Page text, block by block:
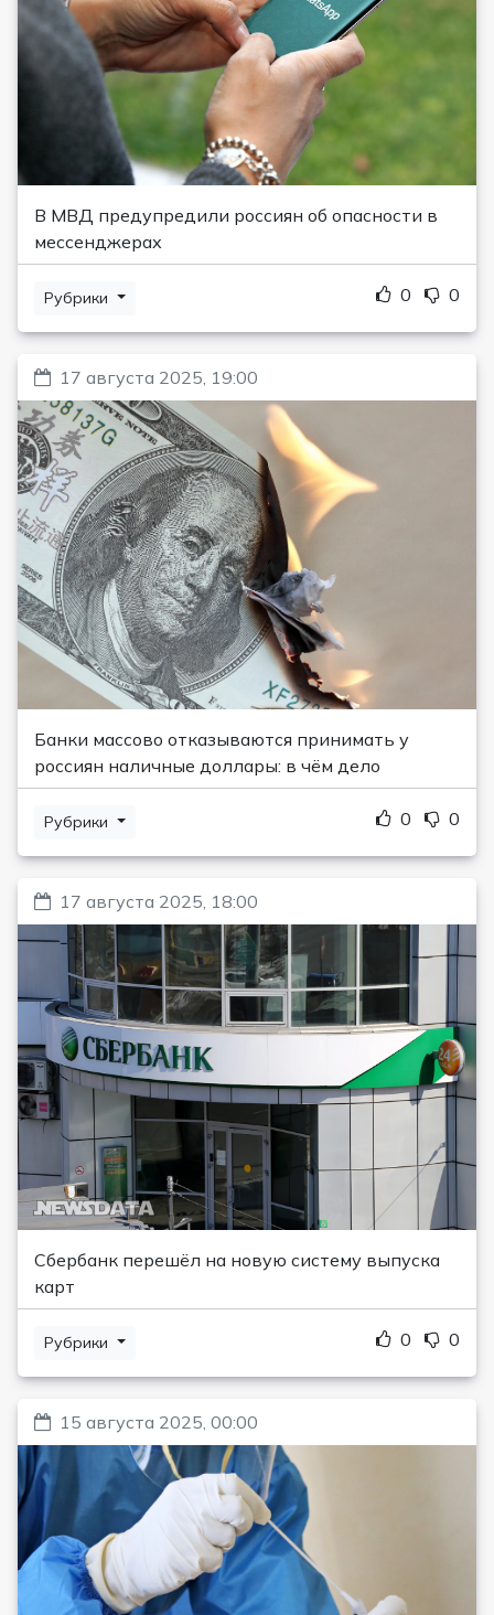
В МВД предупредили россиян об опасности в
мессенджерах
Рубрики 0 0
17 августа 2025, 19:00
Банки массово отказываются принимать у
россиян наличные доллары: в чём дело
Рубрики 0 0
17 августа 2025, 18:00
Сбербанк перешёл на новую систему выпуска
карт
Рубрики 0 0
15 августа 2025, 00:00